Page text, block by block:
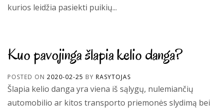
kurios leidžia pasiekti puikių...
Kuo pavojinga šlapia kelio danga?
POSTED ON 2020-02-25 BY RASYTOJAS
Šlapia kelio danga yra viena iš sąlygų, nulemiančių
automobilio ar kitos transporto priemonės slydimą bei